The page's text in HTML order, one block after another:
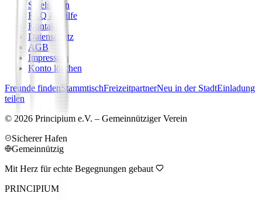
Spielregeln
FAQ & Hilfe
Kontakt
Datenschutz
AGB
Impressum
Konto löschen
Freunde findenStammtischFreizeitpartnerNeu in der StadtEinladung
teilen
© 2026 Principium e.V. – Gemeinnütziger Verein
Sicherer Hafen
Gemeinnützig
Mit Herz für echte Begegnungen gebaut
PRINCIPIUM